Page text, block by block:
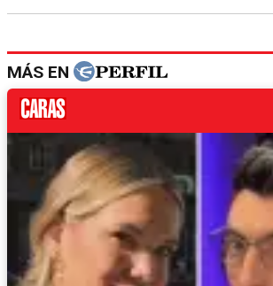
MÁS EN